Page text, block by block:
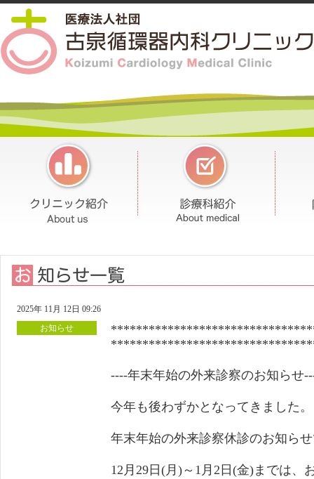
2025年 11月 12日 09:26
お知らせ
----年末年始の外来診察のお知らせ
今年も後わずかとなってきました。
年末年始の外来診察休診のお知ら
12月29日(月)～1月2日(金)までは、